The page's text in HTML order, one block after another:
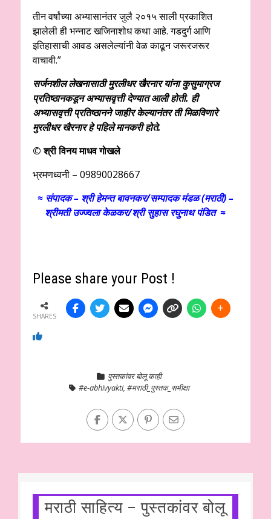
तीन वर्षांच्या अभ्यासानंतर जुलै २०१५ साली प्रकाशित
झालेली ही भन्नाट खजिनाशोध कथा आहे. गडदुर्ग आणि
इतिहासाची आवड असलेल्यांनी वेळ काढून जरूरजरूर
वाचावी.”
सर्जनशील लेखनासाठी मुरलीधर खैरनार यांना कुसुमाग्रज
प्रतिष्ठानकडून अभ्यासवृत्ती देण्यात आली होती. ही
अभ्यासवृत्ती प्रतिष्ठानने जाहीर केल्यानंतर ती मिळविणारे
मुरलीधर खैरनार हे पहिले मानकरी होते.
© श्री विनय माधव गोखले
भ्रमणध्वनी – 09890028667
≈ संपादक – श्री हेमन्त बावनकर/सम्पादक मंडळ (मराठी) –
श्रीमती उज्ज्वला केळकर/श्री सुहास रघुनाथ पंडित ≈
Please share your Post !
SHARES
पुस्तकांवर बोलू काही
#e-abhivyakti,#मराठी_पुस्तक_समीक्षा
मराठी साहित्य – पुस्तकांवर बोलू